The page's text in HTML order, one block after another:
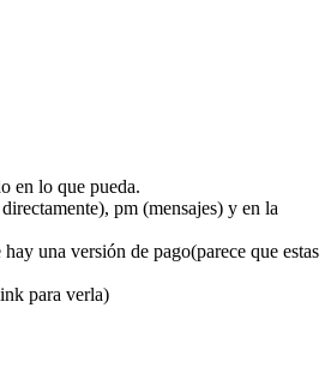
en lo que pueda.
pm (mensajes) y en la
una versión de pago(parece que estas
para verla)